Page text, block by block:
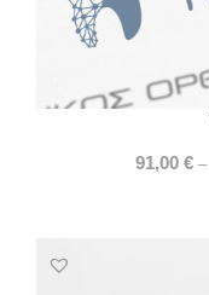
91,00 € –